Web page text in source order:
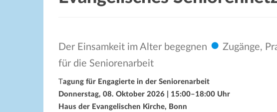
Der Einsamkeit im Alter begegnen • Zugänge,
für die Seniorenarbeit
Tagung für Engagierte in der Seniorenarbeit
Donnerstag, 08. Oktober 2026 | 15:00–18:00 Uhr
Haus der Evangelischen Kirche, Bonn